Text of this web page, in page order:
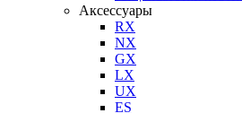
Аксессуары
RX
NX
GX
LX
UX
ES